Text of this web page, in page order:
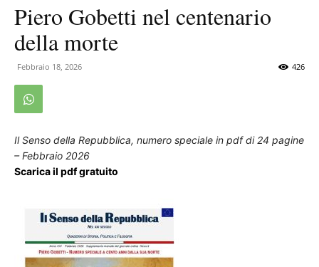
Piero Gobetti nel centenario
della morte
Febbraio 18, 2026 426
Il Senso della Repubblica, numero speciale in pdf di 24 pagine
– Febbraio 2026
Scarica il pdf gratuito